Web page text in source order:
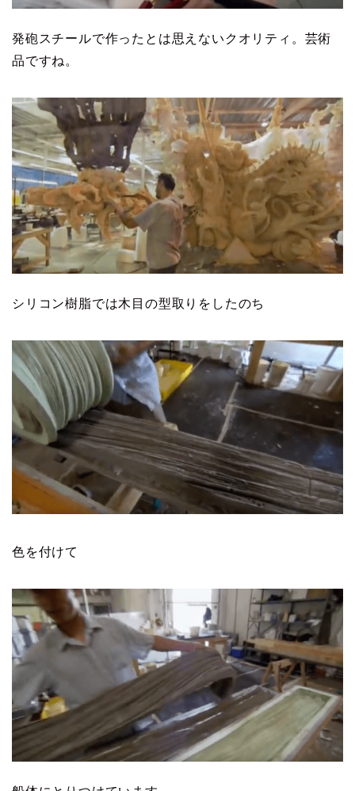
発砲スチールで作ったとは思えないクオリティ。芸術
品ですね。
シリコン樹脂では木目の型取りをしたのち
色を付けて